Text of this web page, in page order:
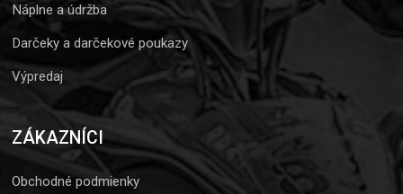
Náplne a údržba
Darčeky a darčekové poukazy
Výpredaj
ZÁKAZNÍCI
Obchodné podmienky